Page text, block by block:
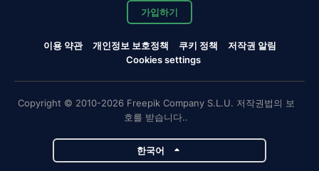
가입하기
이용 약관 개인정보 보호정책 쿠키 정책
저작권 알림
Cookies settings
Copyright © 2010-2026 Freepik Company S.L.U. 저작권법의 보
호를 받습니다..
한국어